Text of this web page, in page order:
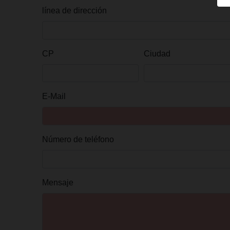
línea de dirección
CP Ciudad
E-Mail
Número de teléfono
Mensaje